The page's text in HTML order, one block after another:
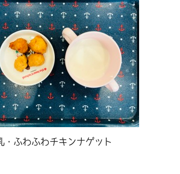
・ふわふわチキンナゲット